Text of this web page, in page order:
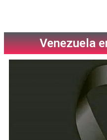
Venezuela